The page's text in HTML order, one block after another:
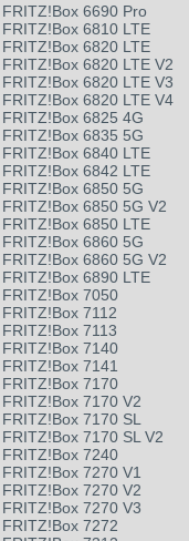
FRITZ!Box 6690 Pro
FRITZ!Box 6810 LTE
FRITZ!Box 6820 LTE
FRITZ!Box 6820 LTE V2
FRITZ!Box 6820 LTE V3
FRITZ!Box 6820 LTE V4
FRITZ!Box 6825 4G
FRITZ!Box 6835 5G
FRITZ!Box 6840 LTE
FRITZ!Box 6842 LTE
FRITZ!Box 6850 5G
FRITZ!Box 6850 5G V2
FRITZ!Box 6850 LTE
FRITZ!Box 6860 5G
FRITZ!Box 6860 5G V2
FRITZ!Box 6890 LTE
FRITZ!Box 7050
FRITZ!Box 7112
FRITZ!Box 7113
FRITZ!Box 7140
FRITZ!Box 7141
FRITZ!Box 7170
FRITZ!Box 7170 V2
FRITZ!Box 7170 SL
FRITZ!Box 7170 SL V2
FRITZ!Box 7240
FRITZ!Box 7270 V1
FRITZ!Box 7270 V2
FRITZ!Box 7270 V3
FRITZ!Box 7272